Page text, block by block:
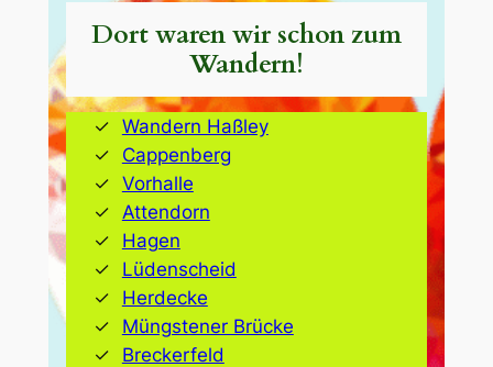
Dort waren wir schon zum
Wandern!
Wandern Haßley
Cappenberg
Vorhalle
Attendorn
Hagen
Lüdenscheid
Herdecke
Müngstener Brücke
Breckerfeld